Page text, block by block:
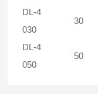
DL-4
030
30
DL-4
050
50